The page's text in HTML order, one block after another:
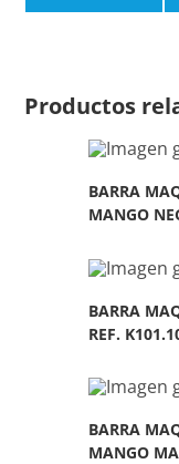
Productos
BARRA
MANGO
BARRA
REF.
BARRA
MANGO